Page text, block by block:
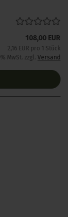
108,00 EUR
2,16 EUR pro 1 Stück
MwSt. zzgl. Versand